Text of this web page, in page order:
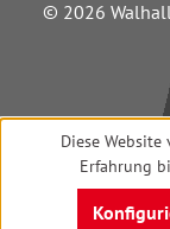
© 2026
Diese
Erfahrung